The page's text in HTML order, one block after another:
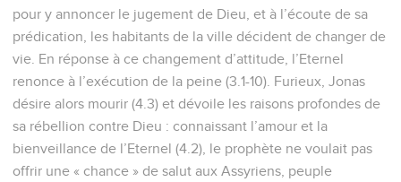
pour y annoncer le jugement de Dieu, et à l’écoute de sa
prédication, les habitants de la ville décident de changer de
vie. En réponse à ce changement d’attitude, l’Eternel
renonce à l’exécution de la peine (3.1-10). Furieux, Jonas
désire alors mourir (4.3) et dévoile les raisons profondes de
sa rébellion contre Dieu : connaissant l’amour et la
bienveillance de l’Eternel (4.2), le prophète ne voulait pas
offrir une « chance » de salut aux Assyriens, peuple